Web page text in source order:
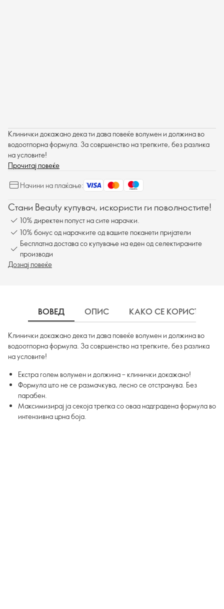
Клинички докажано дека ти дава повеќе волумен и должина во
водоотпорна формула. За совршенство на трепките, без разлика
на условите!
Прочитај повеќе
Начини на плаќање:
Стани Beauty купувач, искористи ги поволностите!
10% директен попуст на сите нарачки.
10% бонус од нарачките од вашите поканети пријатели
Бесплатна достава со купување на еден од селектираните
производи
Дознај повеќе
ВОВЕД ОПИС КАКО СЕ КОРИСТИ
Клинички докажано дека ти дава повеќе волумен и должина во
водоотпорна формула. За совршенство на трепките, без разлика
на условите!
Екстра голем волумен и должина – клинички докажано!
Формула што не се размачкува, лесно се отстранува. Без
парабен.
Максимизирај ја секоја трепка со оваа надградена формула во
интензивна црна боја.